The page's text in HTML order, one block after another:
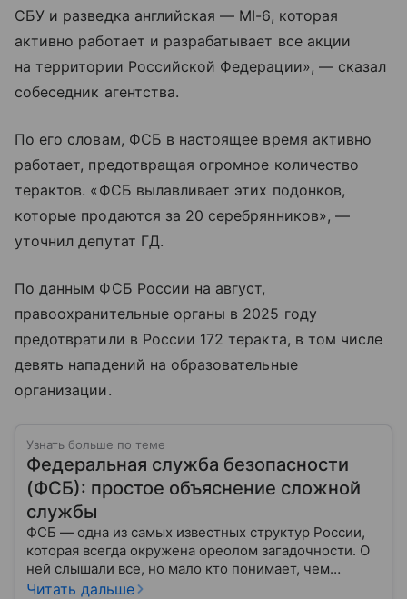
СБУ и разведка английская — MI-6, которая
активно работает и разрабатывает все акции
на территории Российской Федерации», — сказал
собеседник агентства.
По его словам, ФСБ в настоящее время активно
работает, предотвращая огромное количество
терактов. «ФСБ вылавливает этих подонков,
которые продаются за 20 серебрянников», —
уточнил депутат ГД.
По данным ФСБ России на август,
правоохранительные органы в 2025 году
предотвратили в России 172 теракта, в том числе
девять нападений на образовательные
организации.
Узнать больше по теме
Федеральная служба безопасности
(ФСБ): простое объяснение сложной
службы
ФСБ — одна из самых известных структур России,
которая всегда окружена ореолом загадочности. О
ней слышали все, но мало кто понимает, чем
именно занимается Федеральная служба
Читать дальше